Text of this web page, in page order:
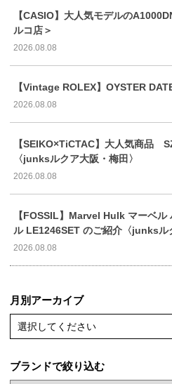
【CASIO】大人気モデルの
ルコ店＞
2026.08.08
【Vintage ROLEX】OYSTER
2026.08.08
【SEIKO×TiCTAC】大人気商品
〈junksルクア大阪・梅田〉
2026.08.08
【FOSSIL】Marvel Hulk マーベ
ル LE1246SET のご紹介〈junksル
2026.08.08
月別アーカイブ
選択してください
ブランドで絞り込む